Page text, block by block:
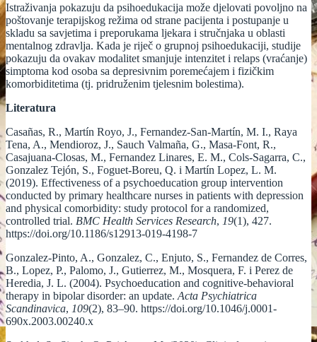
Istraživanja pokazuju da psihoedukacija može djelovati povoljno na
poštovanje terapijskog režima od strane pacijenta i postupanje u
skladu sa savjetima i preporukama ljekara i stručnjaka u oblasti
mentalnog zdravlja. Kada je riječ o grupnoj psihoedukaciji, studije
pokazuju da ovakav modalitet smanjuje intenzitet i relaps (vraćanje)
simptoma kod osoba sa depresivnim poremećajem i fizičkim
komorbiditetima (tj. pridruženim tjelesnim bolestima).
Literatura
Casañas, R., Martín Royo, J., Fernandez-San-Martín, M. I., Raya
Tena, A., Mendioroz, J., Sauch Valmaña, G., Masa-Font, R.,
Casajuana-Closas, M., Fernandez Linares, E. M., Cols-Sagarra, C.,
Gonzalez Tejón, S., Foguet-Boreu, Q. i Martín Lopez, L. M.
(2019). Effectiveness of a psychoeducation group intervention
conducted by primary healthcare nurses in patients with depression
and physical comorbidity: study protocol for a randomized,
controlled trial. BMC Health Services Research, 19(1), 427.
https://doi.org/10.1186/s12913-019-4198-7
Gonzalez-Pinto, A., Gonzalez, C., Enjuto, S., Fernandez de Corres,
B., Lopez, P., Palomo, J., Gutierrez, M., Mosquera, F. i Perez de
Heredia, J. L. (2004). Psychoeducation and cognitive-behavioral
therapy in bipolar disorder: an update. Acta Psychiatrica
Scandinavica, 109(2), 83–90. https://doi.org/10.1046/j.0001-
690x.2003.00240.x